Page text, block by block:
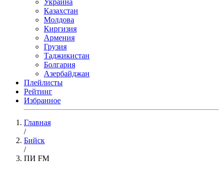
Украина
Казахстан
Молдова
Киргизия
Армения
Грузия
Таджикистан
Болгария
Азербайджан
Плейлисты
Рейтинг
Избранное
Главная
/
Бийск
/
ПИ FM